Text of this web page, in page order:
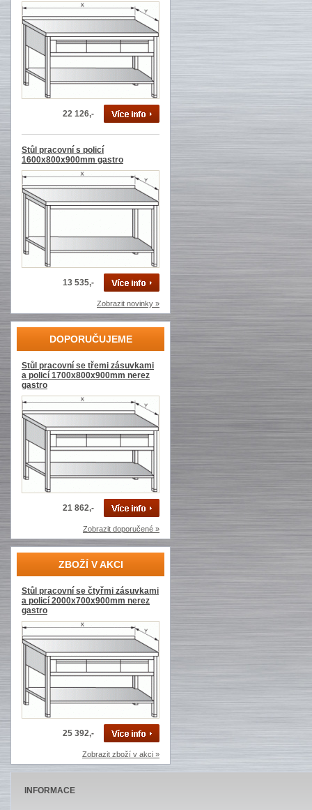
22 126,-
Stůl pracovní s policí
1600x800x900mm gastro
13 535,-
Zobrazit novinky »
DOPORUČUJEME
Stůl pracovní se třemi zásuvkami
a policí 1700x800x900mm nerez
gastro
21 862,-
Zobrazit doporučené »
ZBOŽÍ V AKCI
Stůl pracovní se čtyřmi zásuvkami
a policí 2000x700x900mm nerez
gastro
25 392,-
Zobrazit zboží v akci »
INFORMACE